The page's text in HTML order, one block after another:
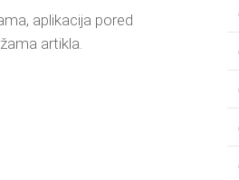
aplikacija pored
artikla.